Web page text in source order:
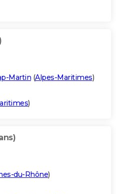
Martin (Alpes-Maritimes)
)
du-Rhône)